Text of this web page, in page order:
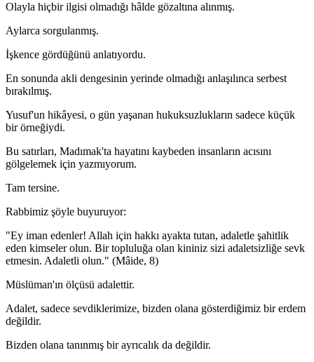
Olayla hiçbir ilgisi olmadığı hâlde gözaltına alınmış.
Aylarca sorgulanmış.
İşkence gördüğünü anlatıyordu.
En sonunda akli dengesinin yerinde olmadığı anlaşılınca serbest
bırakılmış.
Yusuf'un hikâyesi, o gün yaşanan hukuksuzlukların sadece küçük
bir örneğiydi.
Bu satırları, Madımak'ta hayatını kaybeden insanların acısını
gölgelemek için yazmıyorum.
Tam tersine.
Rabbimiz şöyle buyuruyor:
"Ey iman edenler! Allah için hakkı ayakta tutan, adaletle şahitlik
eden kimseler olun. Bir topluluğa olan kininiz sizi adaletsizliğe sevk
etmesin. Adaletli olun." (Mâide, 8)
Müslüman'ın ölçüsü adalettir.
Adalet, sadece sevdiklerimize, bizden olana gösterdiğimiz bir erdem
değildir.
Bizden olana tanınmış bir ayrıcalık da değildir.